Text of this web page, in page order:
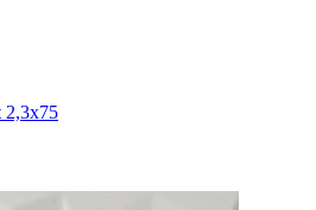
2,3x75